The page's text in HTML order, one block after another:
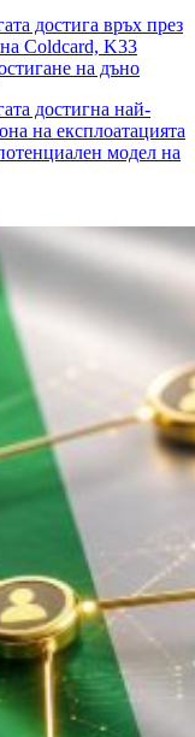
достига връх през
Coldcard, K33
на дъно
достигна най-
на експлоатацията
модел на